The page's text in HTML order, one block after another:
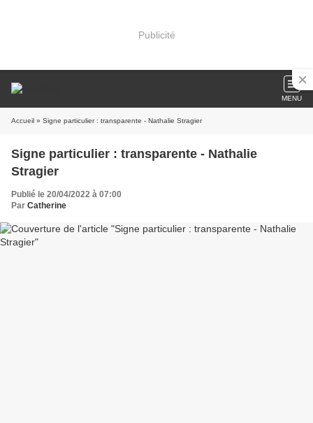
Publicité
MENU
Accueil » Signe particulier : transparente - Nathalie Stragier
Signe particulier : transparente - Nathalie
Stragier
Publié le 20/04/2022 à 07:00
Par Catherine